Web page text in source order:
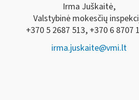
Irma Juškaitė,
Valstybinė mokesčių
+370 5 2687 513, +370 6 8707
irma.juskaite@vmi.lt